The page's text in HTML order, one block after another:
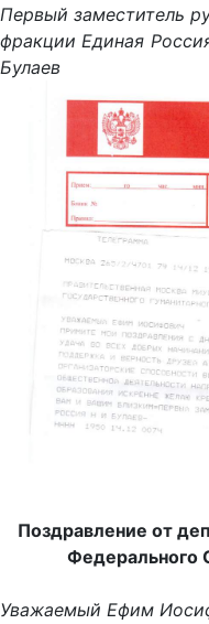
Первый заместитель
фракции
Булаев
Поздравление от
Федерального
Уважаемый Ефим